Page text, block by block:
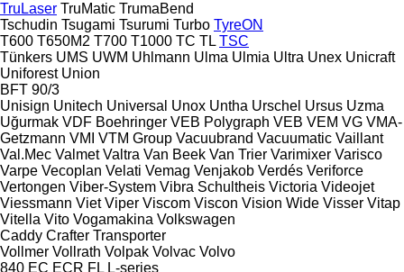
TruLaser TruMatic TrumaBend
Tschudin Tsugami Tsurumi Turbo TyreON
T600 T650M2 T700 T1000 TC TL TSC
Tünkers UMS UWM Uhlmann Ulma Ulmia Ultra Unex Unicraft
Uniforest Union
BFT 90/3
Unisign Unitech Universal Unox Untha Urschel Ursus Uzma
Uğurmak VDF Boehringer VEB Polygraph VEB VEM VG VMA-
Getzmann VMI VTM Group Vacuubrand Vacuumatic Vaillant
Val.Mec Valmet Valtra Van Beek Van Trier Varimixer Varisco
Varpe Vecoplan Velati Vemag Venjakob Verdés Veriforce
Vertongen Viber-System Vibra Schultheis Victoria Videojet
Viessmann Viet Viper Viscom Viscon Vision Wide Visser Vitap
Vitella Vito Vogamakina Volkswagen
Caddy Crafter Transporter
Vollmer Vollrath Volpak Volvac Volvo
840 EC ECR FL L-series